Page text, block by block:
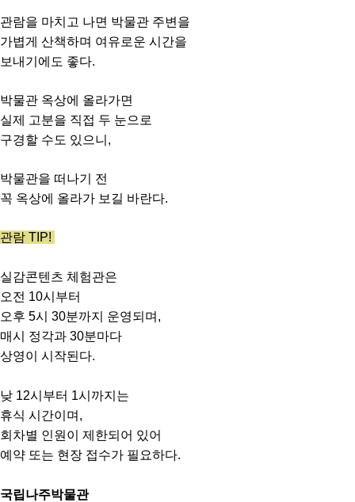
관람을 마치고 나면 박물관 주변을
가볍게 산책하며 여유로운 시간을
보내기에도 좋다.
박물관 옥상에 올라가면
실제 고분을 직접 두 눈으로
구경할 수도 있으니,
박물관을 떠나기 전
꼭 옥상에 올라가 보길 바란다.
관람 TIP!
실감콘텐츠 체험관은
오전 10시부터
오후 5시 30분까지 운영되며,
매시 정각과 30분마다
상영이 시작된다.
낮 12시부터 1시까지는
휴식 시간이며,
회차별 인원이 제한되어 있어
예약 또는 현장 접수가 필요하다.
국립나주박물관